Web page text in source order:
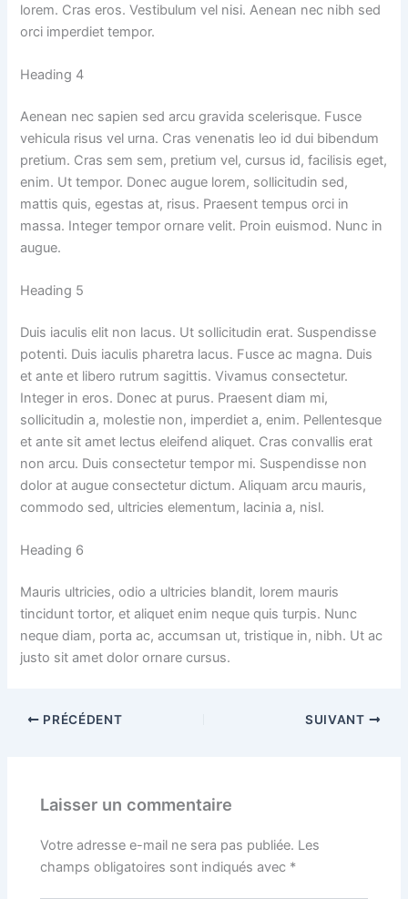
lorem. Cras eros. Vestibulum vel nisi. Aenean nec nibh sed
orci imperdiet tempor.
Heading 4
Aenean nec sapien sed arcu gravida scelerisque. Fusce
vehicula risus vel urna. Cras venenatis leo id dui bibendum
pretium. Cras sem sem, pretium vel, cursus id, facilisis eget,
enim. Ut tempor. Donec augue lorem, sollicitudin sed,
mattis quis, egestas at, risus. Praesent tempus orci in
massa. Integer tempor ornare velit. Proin euismod. Nunc in
augue.
Heading 5
Duis iaculis elit non lacus. Ut sollicitudin erat. Suspendisse
potenti. Duis iaculis pharetra lacus. Fusce ac magna. Duis
et ante et libero rutrum sagittis. Vivamus consectetur.
Integer in eros. Donec at purus. Praesent diam mi,
sollicitudin a, molestie non, imperdiet a, enim. Pellentesque
et ante sit amet lectus eleifend aliquet. Cras convallis erat
non arcu. Duis consectetur tempor mi. Suspendisse non
dolor at augue consectetur dictum. Aliquam arcu mauris,
commodo sed, ultricies elementum, lacinia a, nisl.
Heading 6
Mauris ultricies, odio a ultricies blandit, lorem mauris
tincidunt tortor, et aliquet enim neque quis turpis. Nunc
neque diam, porta ac, accumsan ut, tristique in, nibh. Ut ac
justo sit amet dolor ornare cursus.
PRÉCÉDENT SUIVANT
Laisser un commentaire
Votre adresse e-mail ne sera pas publiée. Les
champs obligatoires sont indiqués avec *